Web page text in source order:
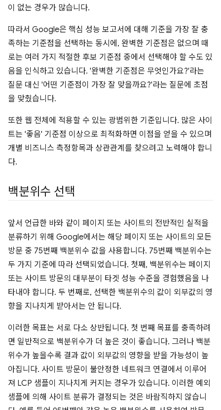
이 없는 경우가 많습니다.
따라서 Google은 핵심 성능 보고서에 대해 기준을 가장 잘 충
족하는 기준점을 선택하는 동시에, 완벽한 기준점은 없으며 때
로는 여러 가지 적절한 후보 기준점 중에서 선택해야 할 수도 있
음을 인식하고 있습니다. '완벽한 기준점은 무엇인가요?'라는
질문 대신 '어떤 기준점이 가장 잘 맞을까요?'라는 질문에 초점
을 맞췄습니다.
또한 웹 전체에 적용할 수 있는 광범위한 기준입니다. 많은 사이
트는 '좋음' 기준점 이상으로 최적화하면 이점을 얻을 수 있으며
개별 비즈니스 측정항목과 상관관계를 찾으려고 노력해야 합니
다.
백분위수 선택
앞서 언급한 바와 같이 페이지 또는 사이트의 전반적인 실적을
분류하기 위해 Google에서는 해당 페이지 또는 사이트의 모든
방문 중 75번째 백분위수 값을 사용합니다. 75번째 백분위수는
두 가지 기준에 따라 선택되었습니다. 첫째, 백분위수는 페이지
또는 사이트 방문의 대부분이 타겟 성능 수준을 경험했음을 나
타내야 합니다. 두 번째로, 선택한 백분위수의 값이 외부값의 영
향을 지나치게 받아서는 안 됩니다.
이러한 목표는 서로 다소 상반됩니다. 첫 번째 목표를 충족하려
면 일반적으로 백분위수가 더 높은 것이 좋습니다. 그러나 백분
위수가 높을수록 결과 값이 외부값의 영향을 받을 가능성이 높
아집니다. 사이트 방문이 불안정한 네트워크 연결에서 이루어
져 LCP 샘플이 지나치게 커지는 경우가 있습니다. 이러한 예외
샘플에 의해 사이트 분류가 결정되는 것은 바람직하지 않습니